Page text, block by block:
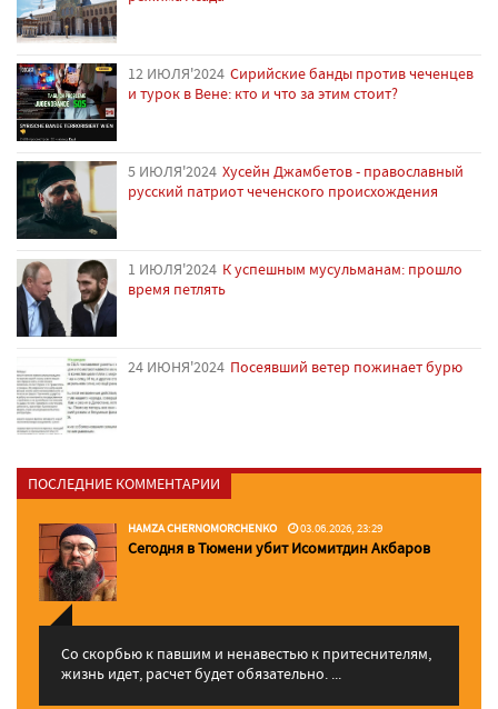
12 ИЮЛЯ'2024 Сирийские банды против чеченцев
и турок в Вене: кто и что за этим стоит?
5 ИЮЛЯ'2024 Хусейн Джамбетов - православный
русский патриот чеченского происхождения
1 ИЮЛЯ'2024 К успешным мусульманам: прошло
время петлять
24 ИЮНЯ'2024 Посеявший ветер пожинает бурю
ПОСЛЕДНИЕ КОММЕНТАРИИ
HAMZA CHERNOMORCHENKO 03.06.2026, 23:29
Сегодня в Тюмени убит Исомитдин Акбаров
Со скорбью к павшим и ненавестью к притеснителям,
жизнь идет, расчет будет обязательно. ...